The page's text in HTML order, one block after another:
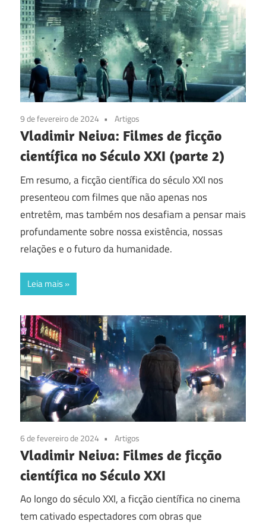
9 de fevereiro de 2024 Artigos
Vladimir Neiva: Filmes de ficção
científica no Século XXI (parte 2)
Em resumo, a ficção científica do século XXI nos
presenteou com filmes que não apenas nos
entretêm, mas também nos desafiam a pensar mais
profundamente sobre nossa existência, nossas
relações e o futuro da humanidade.
Leia mais
6 de fevereiro de 2024 Artigos
Vladimir Neiva: Filmes de ficção
científica no Século XXI
Ao longo do século XXI, a ficção científica no cinema
tem cativado espectadores com obras que